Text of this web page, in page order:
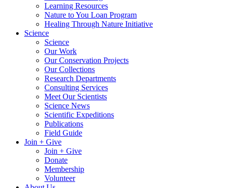
Learning Resources
Nature to You Loan Program
Healing Through Nature Initiative
Science
Science
Our Work
Our Conservation Projects
Our Collections
Research Departments
Consulting Services
Meet Our Scientists
Science News
Scientific Expeditions
Publications
Field Guide
Join + Give
Join + Give
Donate
Membership
Volunteer